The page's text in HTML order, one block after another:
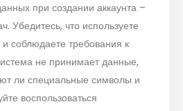
при создании аккаунта –
Убедитесь, что используете
соблюдаете требования к
не принимает данные,
ли специальные символы и
воспользоваться